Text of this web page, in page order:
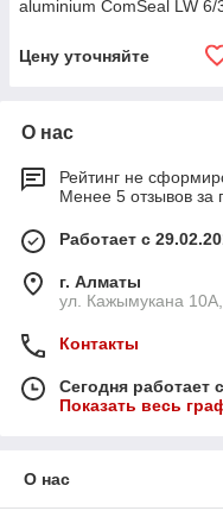
aluminium ComSeal LW 6/
Цену уточняйте
О нас
Рейтинг не
Менее 5 отзывов за
Работает с
г. Алматы
ул. Кажымукана
Контакты
Сегодня работает
Показать весь
О нас